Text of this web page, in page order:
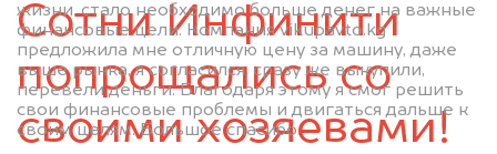
жизни, стало необходимо больше денег на важные
финансовые цели. Компания vikupavto.kg
предложила мне отличную цену за машину, даже
выше рынка, я согласился, сразу же выкупили,
перевели деньги. Благодаря этому я смог решить
свои финансовые проблемы и двигаться дальше к
своим целям. Большое спасибо.
Сотни Инфинити
попрощались со
своими хозяевами!